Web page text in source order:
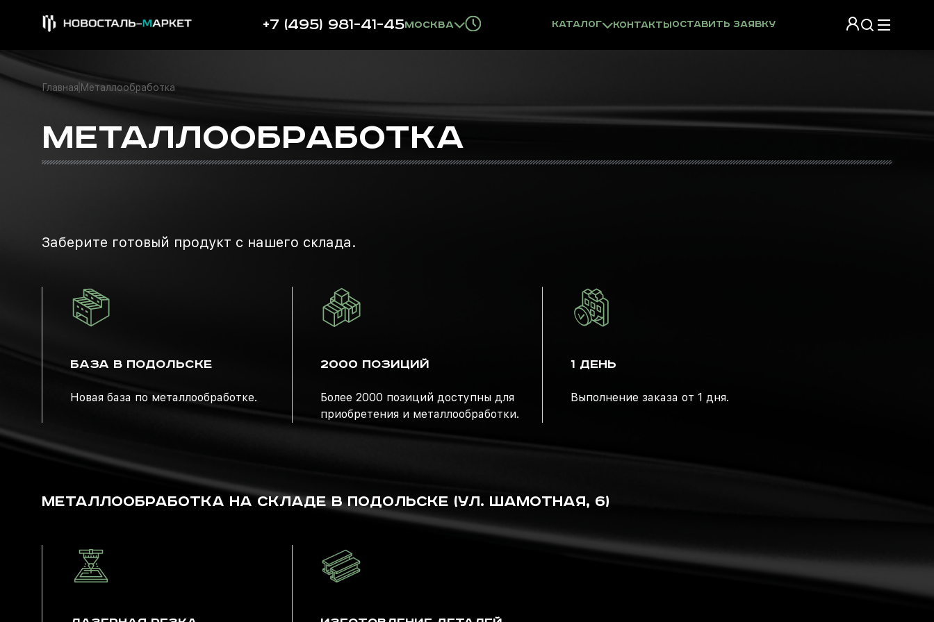
+7 (495) 981-41-45Москва Каталог КонтактыОставить заявку
Главная Металлообработка
МЕТАЛЛООБРАБОТКА
Заберите готовый продукт с нашего склада.
БАЗА В ПОДОЛЬСКЕ
Новая база по металлообработке.
2000 ПОЗИЦИЙ
Более 2000 позиций доступны для
приобретения и металлообработки.
1 ДЕНЬ
Выполнение заказа от 1 дня.
МЕТАЛЛООБРАБОТКА НА СКЛАДЕ В ПОДОЛЬСКЕ (УЛ. ШАМОТНАЯ, 6)